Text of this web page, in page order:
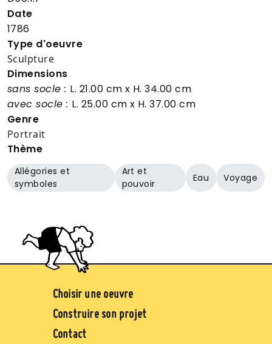
Date
1786
Type d'oeuvre
Sculpture
Dimensions
sans socle : L. 21.00 cmx H. 34.00 cm
avec socle : L. 25.00 cmx H. 37.00 cm
Genre
Portrait
Thème
Allégories et
symboles
Art et
pouvoir
Eau Voyage
Pied de page (jaune)
Choisir une oeuvre
Construire son projet
Contact